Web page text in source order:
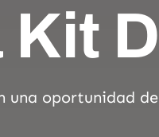
oportunidad